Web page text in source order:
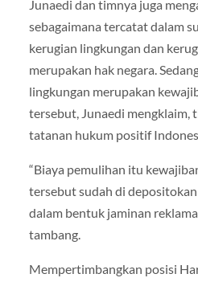
Junaedi dan timnya juga
sebagaimana tercatat dalam
kerugian lingkungan dan
merupakan hak negara.
lingkungan merupakan
tersebut, Junaedi mengklaim,
tatanan hukum positif
“Biaya pemulihan itu
tersebut sudah di
dalam bentuk jaminan
tambang.
Mempertimbangkan posisi